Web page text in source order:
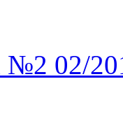
№2 02/